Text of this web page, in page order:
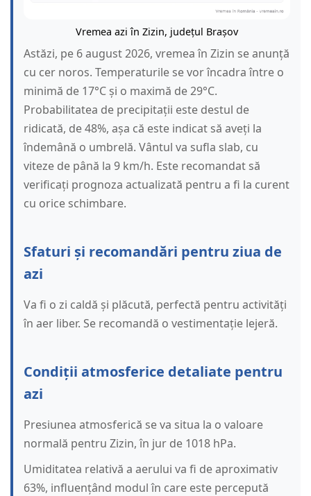
Vremea azi în Zizin, județul Brașov
Astăzi, pe 6 august 2026, vremea în Zizin se anunță
cu cer noros. Temperaturile se vor încadra între o
minimă de 17°C și o maximă de 29°C.
Probabilitatea de precipitații este destul de
ridicată, de 48%, așa că este indicat să aveți la
îndemână o umbrelă. Vântul va sufla slab, cu
viteze de până la 9 km/h. Este recomandat să
verificați prognoza actualizată pentru a fi la curent
cu orice schimbare.
Sfaturi și recomandări pentru ziua de
azi
Va fi o zi caldă și plăcută, perfectă pentru activități
în aer liber. Se recomandă o vestimentație lejeră.
Condiții atmosferice detaliate pentru
azi
Presiunea atmosferică se va situa la o valoare
normală pentru Zizin, în jur de 1018 hPa.
Umiditatea relativă a aerului va fi de aproximativ
63%, influențând modul în care este percepută